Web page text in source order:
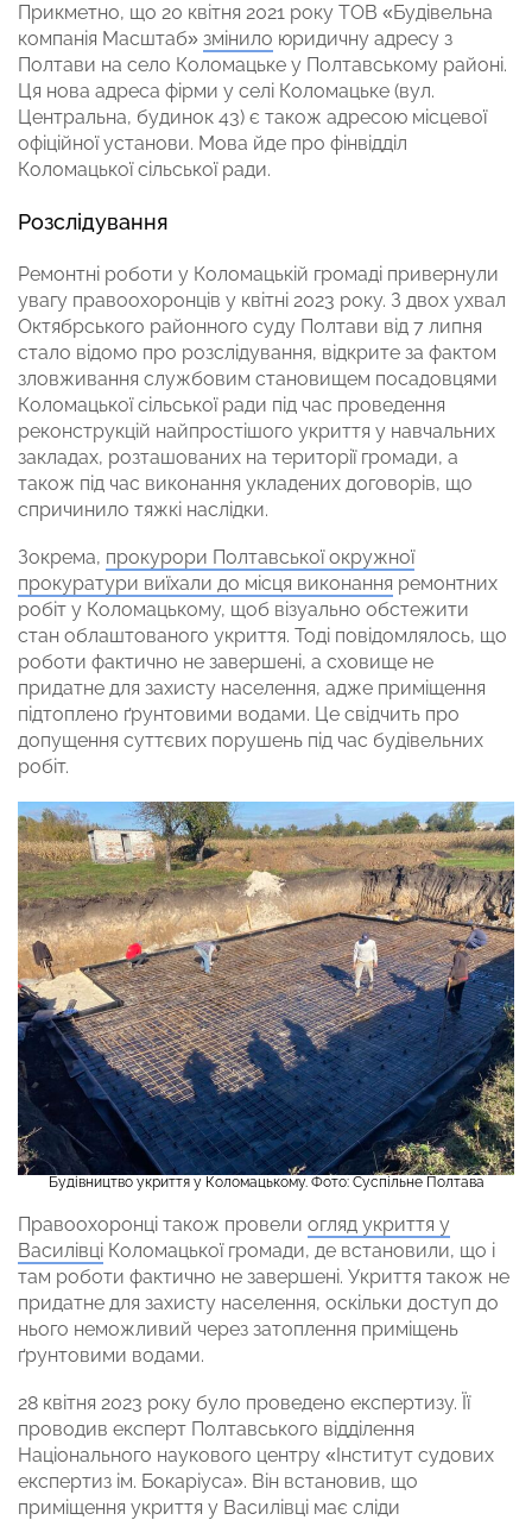
Прикметно, що 20 квітня 2021 року ТОВ «Будівельна
компанія Масштаб» змінило юридичну адресу з
Полтави на село Коломацьке у Полтавському районі.
Ця нова адреса фірми у селі Коломацьке (вул.
Центральна, будинок 43) є також адресою місцевої
офіційної установи. Мова йде про фінвідділ
Коломацької сільської ради.
Розслідування
Ремонтні роботи у Коломацькій громаді привернули
увагу правоохоронців у квітні 2023 року. З двох ухвал
Октябрського районного суду Полтави від 7 липня
стало відомо про розслідування, відкрите за фактом
зловживання службовим становищем посадовцями
Коломацької сільської ради під час проведення
реконструкцій найпростішого укриття у навчальних
закладах, розташованих на території громади, а
також під час виконання укладених договорів, що
спричинило тяжкі наслідки.
Зокрема, прокурори Полтавської окружної
прокуратури виїхали до місця виконання ремонтних
робіт у Коломацькому, щоб візуально обстежити
стан облаштованого укриття. Тоді повідомлялось, що
роботи фактично не завершені, а сховище не
придатне для захисту населення, адже приміщення
підтоплено ґрунтовими водами. Це свідчить про
допущення суттєвих порушень під час будівельних
робіт.
Будівництво укриття у Коломацькому. Фото: Суспільне Полтава
Правоохоронці також провели огляд укриття у
Василівці Коломацької громади, де встановили, що і
там роботи фактично не завершені. Укриття також не
придатне для захисту населення, оскільки доступ до
нього неможливий через затоплення приміщень
ґрунтовими водами.
28 квітня 2023 року було проведено експертизу. Її
проводив експерт Полтавського відділення
Національного наукового центру «Інститут судових
експертиз ім. Бокаріуса». Він встановив, що
приміщення укриття у Василівці має сліди